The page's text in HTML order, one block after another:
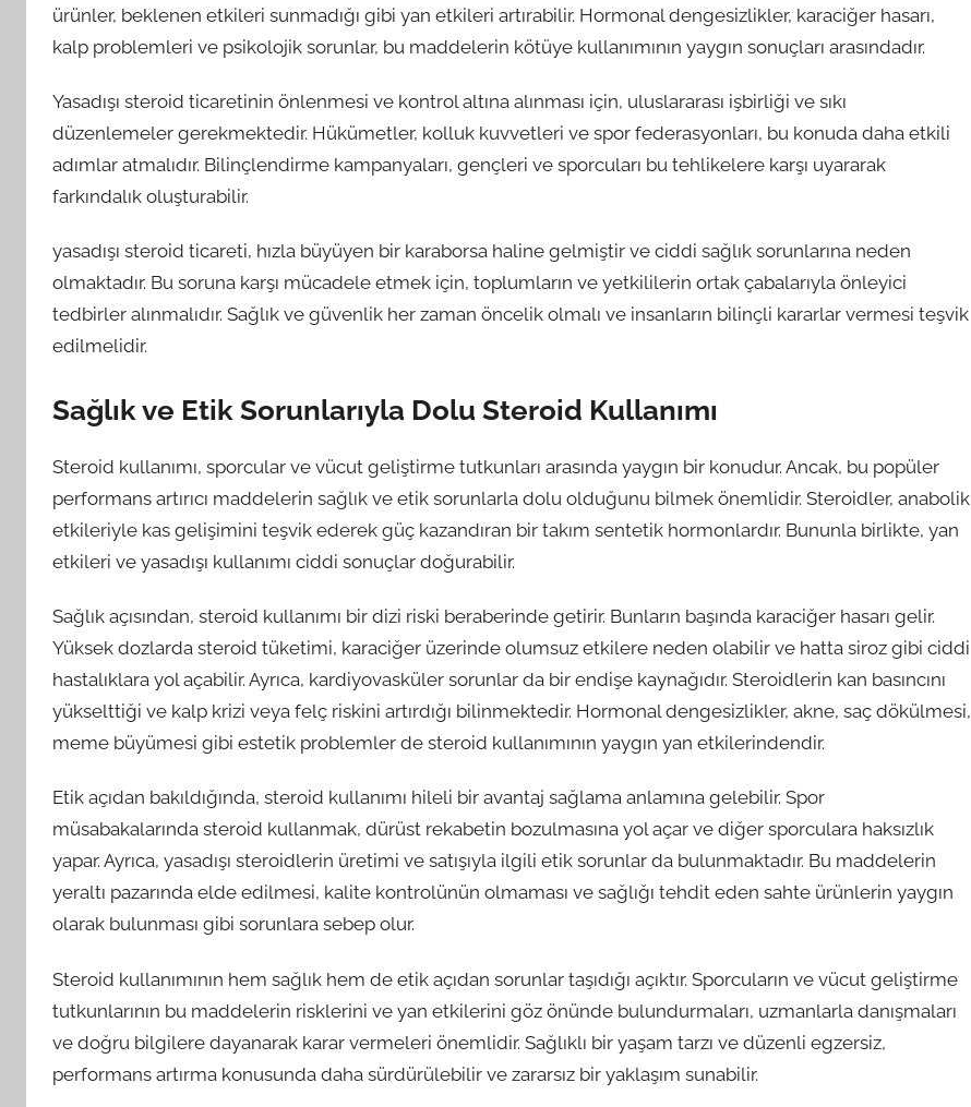
ürünler, beklenen etkileri sunmadığı gibi yan etkileri artırabilir. Hormonal dengesizlikler, karaciğer hasarı,
kalp problemleri ve psikolojik sorunlar, bu maddelerin kötüye kullanımının yaygın sonuçları arasındadır.
Yasadışı steroid ticaretinin önlenmesi ve kontrol altına alınması için, uluslararası işbirliği ve sıkı
düzenlemeler gerekmektedir. Hükümetler, kolluk kuvvetleri ve spor federasyonları, bu konuda daha etkili
adımlar atmalıdır. Bilinçlendirme kampanyaları, gençleri ve sporcuları bu tehlikelere karşı uyararak
farkındalık oluşturabilir.
yasadışı steroid ticareti, hızla büyüyen bir karaborsa haline gelmiştir ve ciddi sağlık sorunlarına neden
olmaktadır. Bu soruna karşı mücadele etmek için, toplumların ve yetkililerin ortak çabalarıyla önleyici
tedbirler alınmalıdır. Sağlık ve güvenlik her zaman öncelik olmalı ve insanların bilinçli kararlar vermesi teşvik
edilmelidir.
Sağlık ve Etik Sorunlarıyla Dolu Steroid Kullanımı
Steroid kullanımı, sporcular ve vücut geliştirme tutkunları arasında yaygın bir konudur. Ancak, bu popüler
performans artırıcı maddelerin sağlık ve etik sorunlarla dolu olduğunu bilmek önemlidir. Steroidler, anabolik
etkileriyle kas gelişimini teşvik ederek güç kazandıran bir takım sentetik hormonlardır. Bununla birlikte, yan
etkileri ve yasadışı kullanımı ciddi sonuçlar doğurabilir.
Sağlık açısından, steroid kullanımı bir dizi riski beraberinde getirir. Bunların başında karaciğer hasarı gelir.
Yüksek dozlarda steroid tüketimi, karaciğer üzerinde olumsuz etkilere neden olabilir ve hatta siroz gibi ciddi
hastalıklara yol açabilir. Ayrıca, kardiyovasküler sorunlar da bir endişe kaynağıdır. Steroidlerin kan basıncını
yükselttiği ve kalp krizi veya felç riskini artırdığı bilinmektedir. Hormonal dengesizlikler, akne, saç dökülmesi,
meme büyümesi gibi estetik problemler de steroid kullanımının yaygın yan etkilerindendir.
Etik açıdan bakıldığında, steroid kullanımı hileli bir avantaj sağlama anlamına gelebilir. Spor
müsabakalarında steroid kullanmak, dürüst rekabetin bozulmasına yol açar ve diğer sporculara haksızlık
yapar. Ayrıca, yasadışı steroidlerin üretimi ve satışıyla ilgili etik sorunlar da bulunmaktadır. Bu maddelerin
yeraltı pazarında elde edilmesi, kalite kontrolünün olmaması ve sağlığı tehdit eden sahte ürünlerin yaygın
olarak bulunması gibi sorunlara sebep olur.
Steroid kullanımının hem sağlık hem de etik açıdan sorunlar taşıdığı açıktır. Sporcuların ve vücut geliştirme
tutkunlarının bu maddelerin risklerini ve yan etkilerini göz önünde bulundurmaları, uzmanlarla danışmaları
ve doğru bilgilere dayanarak karar vermeleri önemlidir. Sağlıklı bir yaşam tarzı ve düzenli egzersiz,
performans artırma konusunda daha sürdürülebilir ve zararsız bir yaklaşım sunabilir.